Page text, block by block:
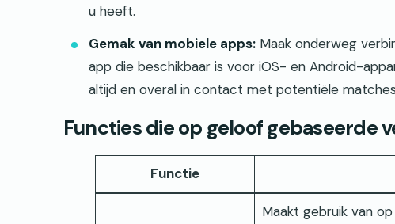
u heeft.
Gemak van mobiele apps: Maak onderweg
app die beschikbaar is voor iOS- en Android-
altijd en overal in contact met potentiële
Functies die op geloof gebaseerde
Functie
Maakt gebruik van